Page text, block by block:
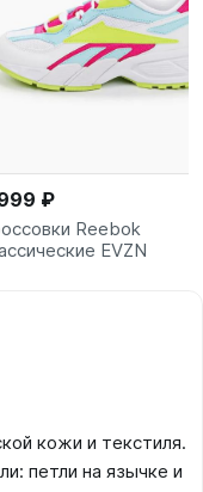
₽
Reebok
EVZN
кожи и текстиля.
петли на язычке и